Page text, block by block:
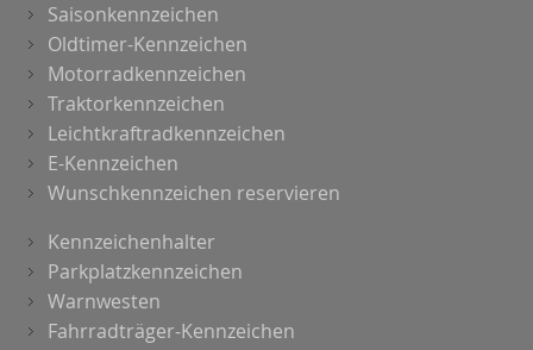
Saisonkennzeichen
Oldtimer-Kennzeichen
Motorradkennzeichen
Traktorkennzeichen
Leichtkraftradkennzeichen
E-Kennzeichen
Wunschkennzeichen reservieren
Kennzeichenhalter
Parkplatzkennzeichen
Warnwesten
Fahrradträger-Kennzeichen